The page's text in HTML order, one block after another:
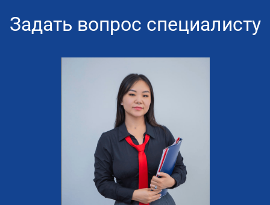
Задать вопрос специалисту